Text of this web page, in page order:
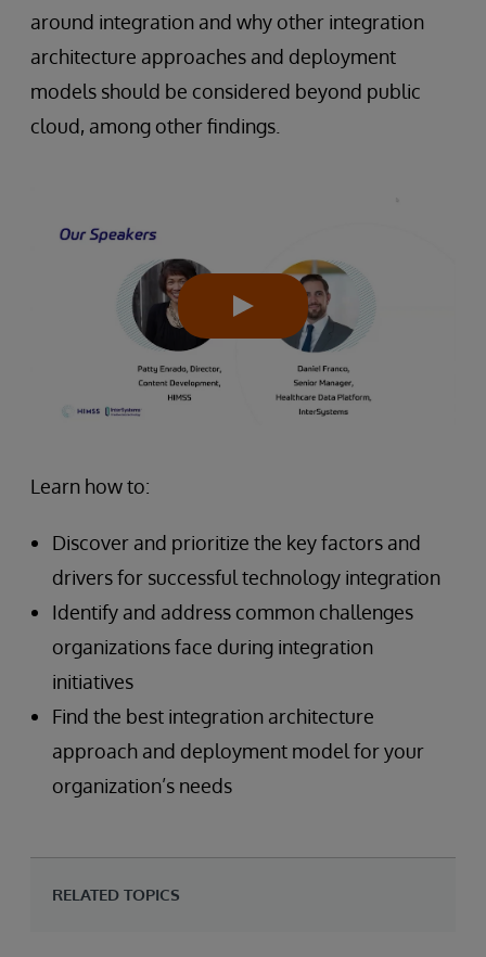
around integration and why other integration
architecture approaches and deployment
models should be considered beyond public
cloud, among other findings.
Learn how to:
Discover and prioritize the key factors and
drivers for successful technology integration
Identify and address common challenges
organizations face during integration
initiatives
Find the best integration architecture
approach and deployment model for your
organization’s needs
RELATED TOPICS